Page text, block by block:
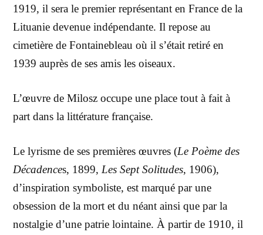
1919, il sera le premier représentant en France de la
Lituanie devenue indépendante. Il repose au
cimetière de Fontainebleau où il s’était retiré en
1939 auprès de ses amis les oiseaux.
L’œuvre de Milosz occupe une place tout à fait à
part dans la littérature française.
Le lyrisme de ses premières œuvres (Le Poème des
Décadences, 1899, Les Sept Solitudes, 1906),
d’inspiration symboliste, est marqué par une
obsession de la mort et du néant ainsi que par la
nostalgie d’une patrie lointaine. À partir de 1910, il